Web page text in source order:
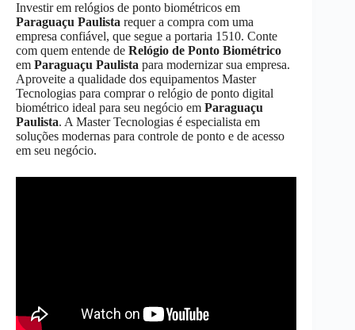
Investir em relógios de ponto biométricos em
Paraguaçu Paulista requer a compra com uma
empresa confiável, que segue a portaria 1510. Conte
com quem entende de Relógio de Ponto Biométrico
em Paraguaçu Paulista para modernizar sua empresa.
Aproveite a qualidade dos equipamentos Master
Tecnologias para comprar o relógio de ponto digital
biométrico ideal para seu negócio em Paraguaçu
Paulista. A Master Tecnologias é especialista em
soluções modernas para controle de ponto e de acesso
em seu negócio.